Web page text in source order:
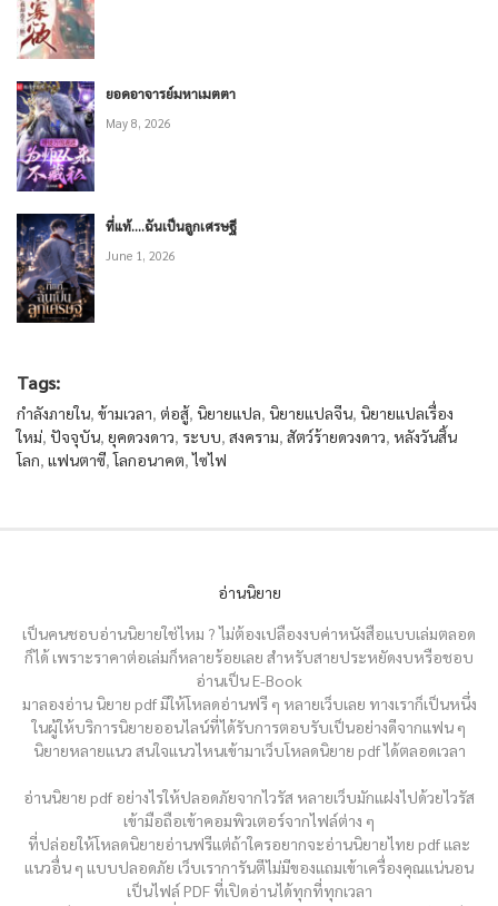
ยอดอาจารย์มหาเมตตา
May 8, 2026
ที่แท้….ฉันเป็นลูกเศรษฐี
June 1, 2026
Tags:
กำลังภายใน, ข้ามเวลา, ต่อสู้, นิยายแปล, นิยายแปลจีน, นิยายแปลเรื่อง
ใหม่, ปัจจุบัน, ยุคดวงดาว, ระบบ, สงคราม, สัตว์ร้ายดวงดาว, หลังวันสิ้น
โลก, แฟนตาซี,โลกอนาคต,ไซไฟ
อ่านนิยาย
เป็นคนชอบอ่านนิยายใช่ไหม ? ไม่ต้องเปลืองงบค่าหนังสือแบบเล่มตลอด
ก็ได้ เพราะราคาต่อเล่มก็หลายร้อยเลย สำหรับสายประหยัดงบหรือชอบ
อ่านเป็น E-Book
มาลองอ่าน นิยาย pdf มีให้โหลดอ่านฟรี ๆ หลายเว็บเลย ทางเราก็เป็นหนึ่ง
ในผู้ให้บริการนิยายออนไลน์ที่ได้รับการตอบรับเป็นอย่างดีจากแฟน ๆ
นิยายหลายแนว สนใจแนวไหนเข้ามาเว็บโหลดนิยาย pdf ได้ตลอดเวลา
อ่านนิยาย pdf อย่างไรให้ปลอดภัยจากไวรัส หลายเว็บมักแฝงไปด้วยไวรัส
เข้ามือถือเข้าคอมพิวเตอร์จากไฟล์ต่าง ๆ
ที่ปล่อยให้โหลดนิยายอ่านฟรีแต่ถ้าใครอยากจะอ่านนิยายไทย pdf และ
แนวอื่น ๆ แบบปลอดภัย เว็บเราการันตีไม่มีของแถมเข้าเครื่องคุณแน่นอน
เป็นไฟล์ PDF ที่เปิดอ่านได้ทุกที่ทุกเวลา